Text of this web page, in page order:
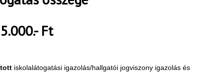
5.000.- Ft
iskolalátogatási igazolás/hallgatói jogviszony igazolás és